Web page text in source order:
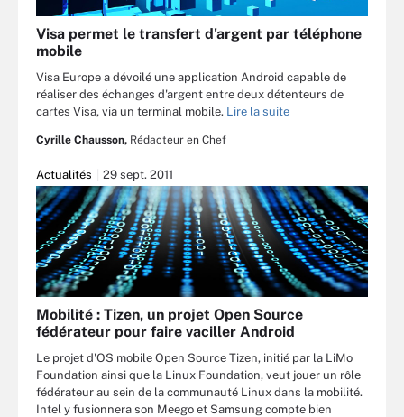
Visa permet le transfert d'argent par téléphone
mobile
Visa Europe a dévoilé une application Android capable de
réaliser des échanges d'argent entre deux détenteurs de
cartes Visa, via un terminal mobile. Lire la suite
Cyrille Chausson, Rédacteur en Chef
Actualités 29 sept. 2011
Mobilité : Tizen, un projet Open Source
fédérateur pour faire vaciller Android
Le projet d'OS mobile Open Source Tizen, initié par la LiMo
Foundation ainsi que la Linux Foundation, veut jouer un rôle
fédérateur au sein de la communauté Linux dans la mobilité.
Intel y fusionnera son Meego et Samsung compte bien